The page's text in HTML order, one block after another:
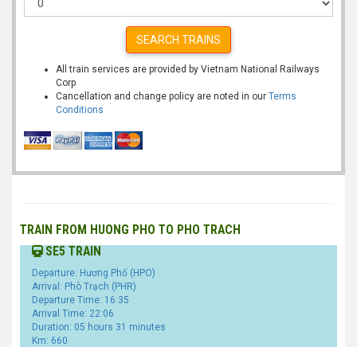
SEARCH TRAINS
All train services are provided by Vietnam National Railways
Corp
Cancellation and change policy are noted in our Terms
Conditions
TRAIN FROM HUONG PHO TO PHO TRACH
SE5 TRAIN
Departure: Hương Phố (HPO)
Arrival: Phò Trạch (PHR)
Departure Time: 16:35
Arrival Time: 22:06
Duration: 05 hours 31 minutes
Km: 660